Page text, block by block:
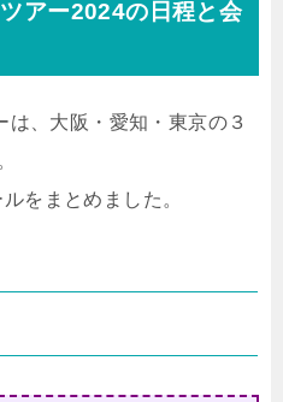
アー2024の日程と会
、大阪・愛知・東京の３
をまとめました。